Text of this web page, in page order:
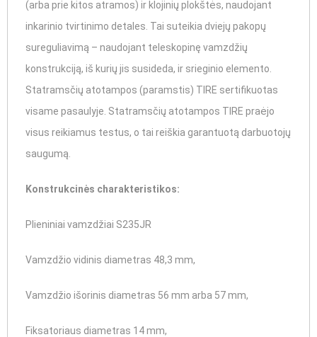
(arba prie kitos atramos) ir klojinių plokštės, naudojant
inkarinio tvirtinimo detales. Tai suteikia dviejų pakopų
sureguliavimą – naudojant teleskopinę vamzdžių
konstrukciją, iš kurių jis susideda, ir srieginio elemento.
Statramsčių atotampos (paramstis) TIRE sertifikuotas
visame pasaulyje. Statramsčių atotampos TIRE praėjo
visus reikiamus testus, o tai reiškia garantuotą darbuotojų
saugumą.
Konstrukcinės charakteristikos:
Plieniniai vamzdžiai S235JR
Vamzdžio vidinis diametras 48,3 mm,
Vamzdžio išorinis diametras 56 mm arba 57 mm,
Fiksatoriaus diametras 14 mm,